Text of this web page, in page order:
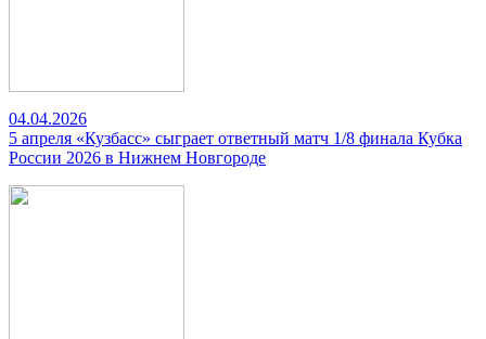
04.04.2026
5 апреля «Кузбасс» сыграет ответный матч 1/8 финала Кубка
России 2026 в Нижнем Новгороде